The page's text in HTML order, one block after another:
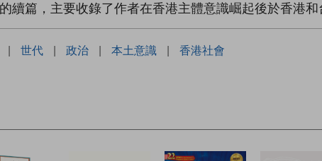
續篇，主要收錄了作者在香港主體意識崛起後於香港和
| 世代 | 政治 | 本土意識 | 香港社會